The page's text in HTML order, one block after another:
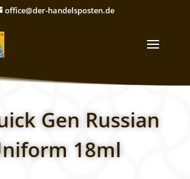
office@der-handelsposten.de
Gen Russian
18ml